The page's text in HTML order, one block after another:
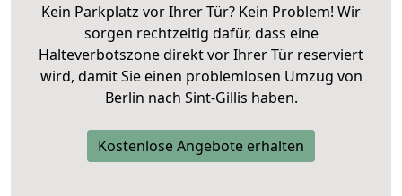
Kein Parkplatz vor Ihrer Tür? Kein Problem! Wir
sorgen rechtzeitig dafür, dass eine
Halteverbotszone direkt vor Ihrer Tür reserviert
wird, damit Sie einen problemlosen Umzug von
Berlin nach Sint-Gillis haben.
Kostenlose Angebote erhalten